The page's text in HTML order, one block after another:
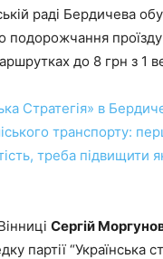
раді Бердичева
подорожчання
до 8 грн з 1
Стратегія» в
транспорту:
треба підвищити
Сергій
партії “Українська